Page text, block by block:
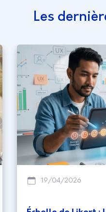
Les
19/04/2026